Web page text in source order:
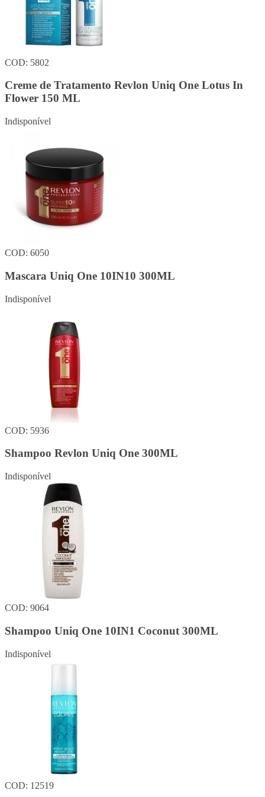
COD: 5802
Creme de Tratamento Revlon Uniq One Lotus In
Flower 150 ML
Indisponível
COD: 6050
Mascara Uniq One 10IN10 300ML
Indisponível
COD: 5936
Shampoo Revlon Uniq One 300ML
Indisponível
COD: 9064
Shampoo Uniq One 10IN1 Coconut 300ML
Indisponível
COD: 12519